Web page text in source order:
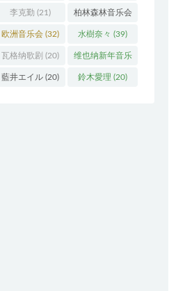
李克勤 (21) 柏林森林音乐会
(22)
欧洲音乐会(32) 水樹奈々 (39)
瓦格纳歌剧 (20) 维也纳新年音乐
会(19)
藍井エイル(20) 鈴木愛理 (20)